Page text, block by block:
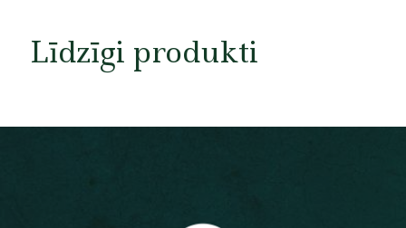
Līdzīgi produkti